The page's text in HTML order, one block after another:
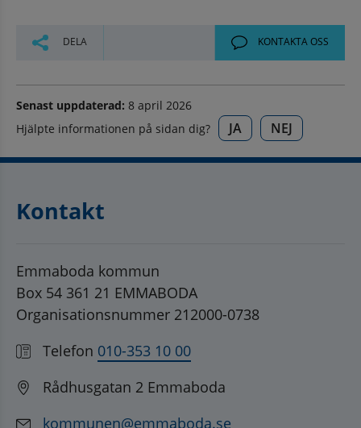
DELA KONTAKTA OSS
Senast uppdaterad: 8 april 2026
Hjälpte informationen på sidan dig?
JA NEJ
Kontakt
Emmaboda kommun
Box 54 361 21 EMMABODA
Organisationsnummer 212000-0738
Telefon 010-353 10 00
Rådhusgatan 2 Emmaboda
kommunen@emmaboda.se